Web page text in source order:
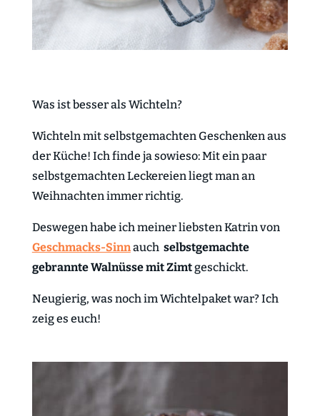
Was ist besser als Wichteln?
Wichteln mit selbstgemachten Geschenken aus
der Küche! Ich finde ja sowieso: Mit ein paar
selbstgemachten Leckereien liegt man an
Weihnachten immer richtig.
Deswegen habe ich meiner liebsten Katrin von
Geschmacks-Sinnauch selbstgemachte
gebrannte Walnüsse mit Zimtgeschickt.
Neugierig, was noch im Wichtelpaket war? Ich
zeig es euch!